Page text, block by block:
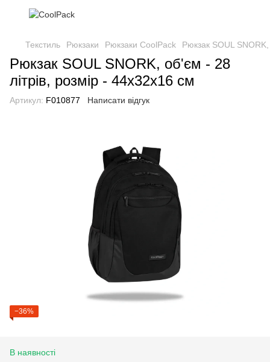
Текстиль Рюкзаки Рюкзаки CoolPack Рюкзак SOUL
Рюкзак SOUL SNORK, об'єм - 28
літрів, розмір - 44х32х16 см
Артикул: F010877 Написати відгук
−36%
В наявності